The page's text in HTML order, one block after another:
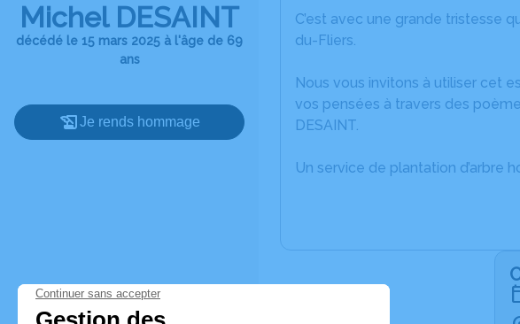
Michel DESAINT
décédé le 15 mars 2025 à l'âge de 69
ans
Je rends hommage
C’est avec une grande tristesse
du-Fliers.
Nous vous invitons à utiliser cet
vos pensées à travers des
DESAINT.
Un service de plantation d’arbre